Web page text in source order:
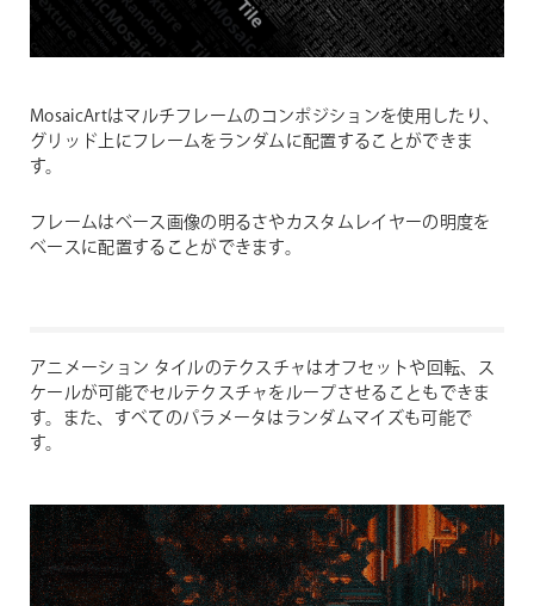
MosaicArtはマルチフレームのコンポジションを使用したり、
グリッド上にフレームをランダムに配置することができま
す。
フレームはベース画像の明るさやカスタムレイヤーの明度を
ベースに配置することができます。
アニメーション タイルのテクスチャはオフセットや回転、ス
ケールが可能でセルテクスチャをループさせることもできま
す。また、すべてのパラメータはランダムマイズも可能で
す。